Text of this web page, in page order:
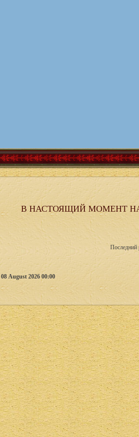
В НАСТОЯЩИЙ МОМЕНТ
Последний
08 August 2026 00:00